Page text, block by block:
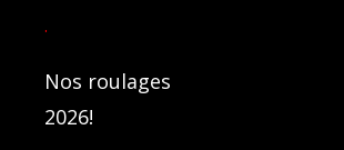
.
Nos roulages
2026!